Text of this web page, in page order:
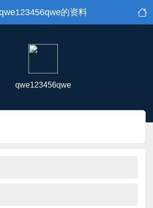
的资料
qwe123456qwe